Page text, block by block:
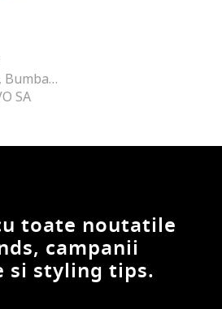
Pantaloni scurti dama, Bumbac, Negru
SA
toate noutatile
campanii
si styling tips.